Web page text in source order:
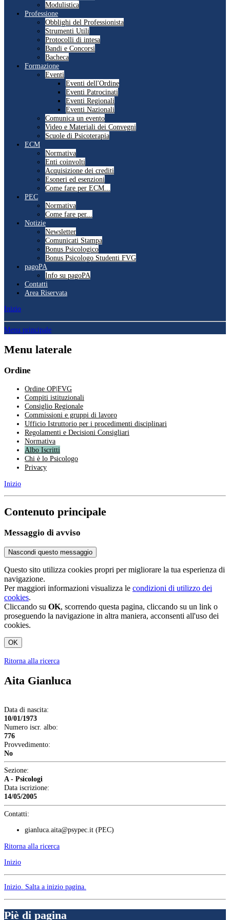
Modulistica
Professione
Obblighi del Professionista
Strumenti Utili
Protocolli di intesa
Bandi e Concorsi
Bacheca
Formazione
Eventi
Eventi dell'Ordine
Eventi Patrocinati
Eventi Regionali
Eventi Nazionali
Comunica un evento
Video e Materiali dei Convegni
Scuole di Psicoterapia
ECM
Normativa
Enti coinvolti
Acquisizione dei crediti
Esoneri ed esenzioni
Come fare per ECM...
PEC
Normativa
Come fare per...
Notizie
Newsletter
Comunicati Stampa
Bonus Psicologico
Bonus Psicologo Studenti FVG
pagoPA
Info su pagoPA
Contatti
Area Riservata
Inizio
Menu principale
Menu laterale
Ordine
Ordine OP|FVG
Compiti istituzionali
Consiglio Regionale
Commissioni e gruppi di lavoro
Ufficio Istruttorio per i procedimenti disciplinari
Regolamenti e Decisioni Consigliari
Normativa
Albo Iscritti
Chi è lo Psicologo
Privacy
Inizio
Contenuto principale
Messaggio di avviso
Nascondi questo messaggio
Questo sito utilizza cookies propri per migliorare la tua esperienza di
navigazione.
Per maggiori informazioni visualizza le condizioni di utilizzo dei
cookies.
Cliccando su OK, scorrendo questa pagina, cliccando su un link o
proseguendo la navigazione in altra maniera, acconsenti all'uso dei
cookies.
OK
Ritorna alla ricerca
Aita Gianluca
Data di nascita:
10/01/1973
Numero iscr. albo:
776
Provvedimento:
No
Sezione:
A - Psicologi
Data iscrizione:
14/05/2005
Contatti:
gianluca.aita@psypec.it (PEC)
Ritorna alla ricerca
Inizio
Inizio. Salta a inizio pagina.
Piè di pagina